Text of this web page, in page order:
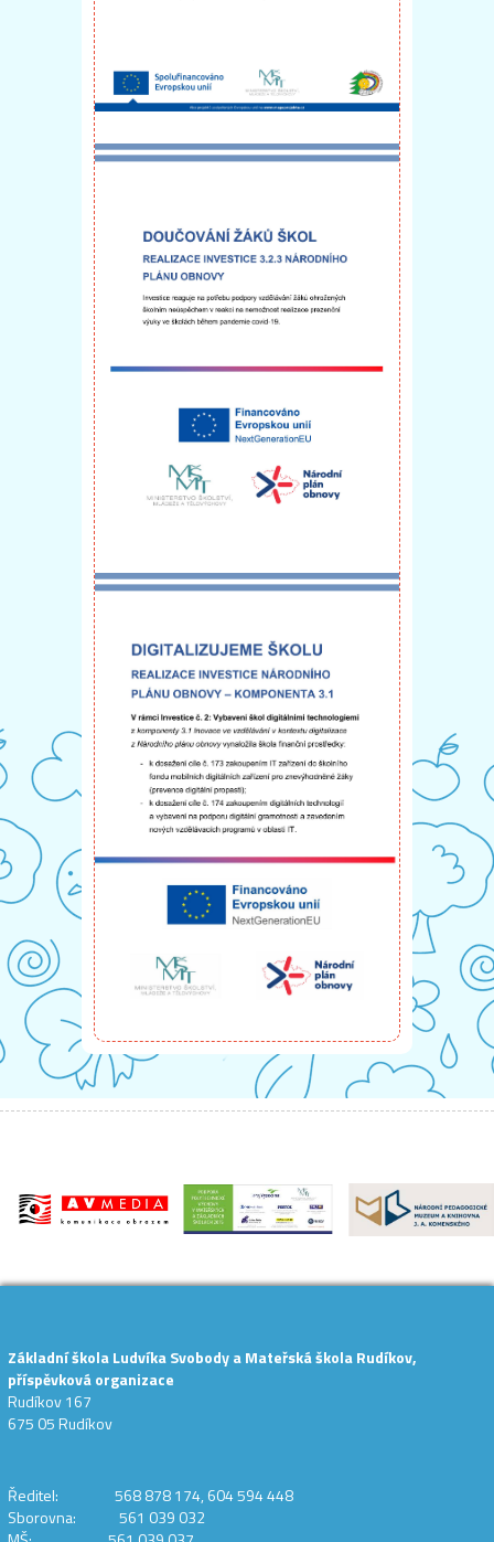
Základní škola Ludvíka Svobody a Mateřská škola Rudíkov,
příspěvková organizace
Rudíkov 167
675 05 Rudíkov
Ředitel: 568 878 174, 604 594 448
Sborovna: 561 039 032